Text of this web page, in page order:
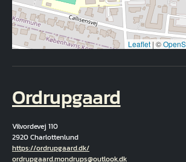
Leaflet | ©
Ordrupgaard
Vilvordevej 110
2920 Charlottenlund
Hjemmeside
https://ordrupgaard.dk/
E-Mail
ordrupgaard.mondrups@outlook.dk